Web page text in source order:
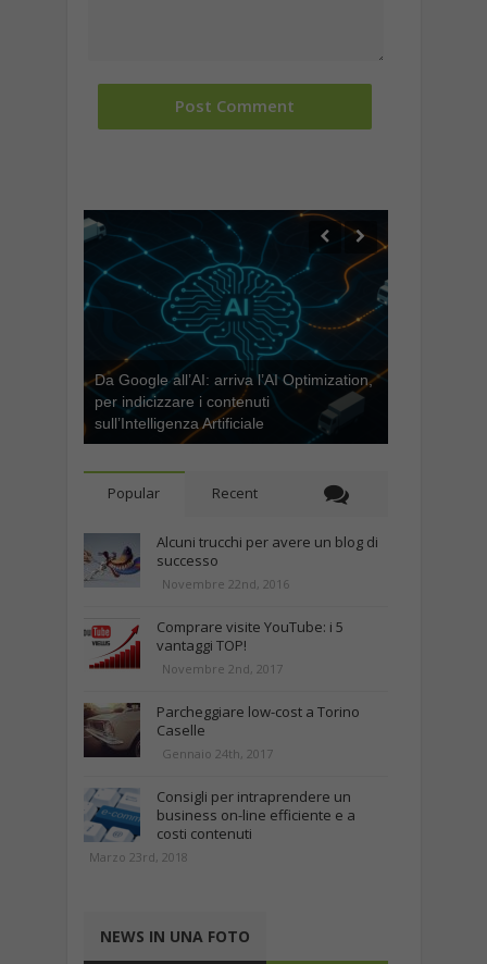
Da Google all’AI: arriva l’AI Optimization,
per indicizzare i contenuti
sull’Intelligenza Artificiale
Popular Recent
Alcuni trucchi per avere un blog di
successo
Novembre 22nd, 2016
Comprare visite YouTube: i 5
vantaggi TOP!
Novembre 2nd, 2017
Parcheggiare low-cost a Torino
Caselle
Gennaio 24th, 2017
Consigli per intraprendere un
business on-line efficiente e a
costi contenuti
Marzo 23rd, 2018
NEWS IN UNA FOTO